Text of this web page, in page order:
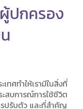
ปกครอง
ทศทำให้เรามีในสิ่งที่
สบการณ์การใช้ชีวิต
ปรับตัว และที่สำคัญ